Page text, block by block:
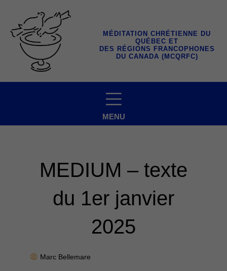
contenu
MÉDITATION CHRÉTIENNE DU
QUÉBEC ET
DES RÉGIONS FRANCOPHONES
DU CANADA (MCQRFC)
MENU
MEDIUM – texte
du 1er janvier
2025
Marc Bellemare